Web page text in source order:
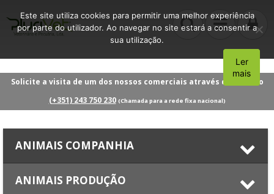
Solicite a visita de um dos nossos comerciais através do número
(+351) 243 750 230 (Chamada para a rede fixa nacional)
ANIMAIS COMPANHIA
ANIMAIS PRODUÇÃO
Este site utiliza cookies para permitir uma melhor experiência
por parte do utilizador. Ao navegar no site estará a consentir a
sua utilização.
Aceito
Ler
mais